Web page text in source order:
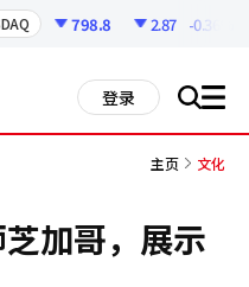
798.8 2.87 -0.36%
登录 搜 all
主页 文化
加哥，展示